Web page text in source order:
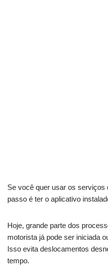
Se você quer usar os serviços
passo é ter o aplicativo
Hoje, grande parte dos
motorista já pode ser iniciada
Isso evita deslocamentos
tempo.